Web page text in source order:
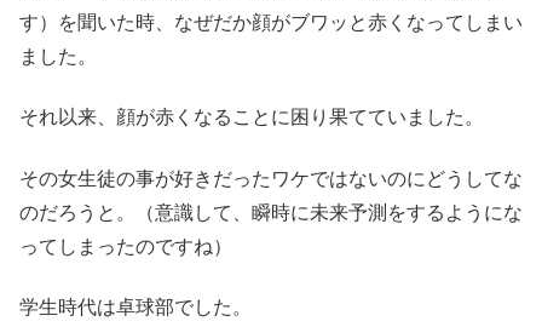
す）を聞いた時、なぜだか顔がブワッと赤くなってしまい
ました。
それ以来、顔が赤くなることに困り果てていました。
その女生徒の事が好きだったワケではないのにどうしてな
のだろうと。（意識して、瞬時に未来予測をするようにな
ってしまったのですね）
学生時代は卓球部でした。